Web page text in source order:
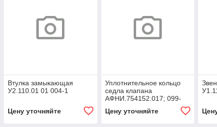
Втулка замыкающая
У2.110.01 01 004-1
Цену уточняйте
Уплотнительное кольцо
седла клапана
АФНИ.754152.017; 099-
5Т.65;1НП.02.00.009П;
Цену уточняйте